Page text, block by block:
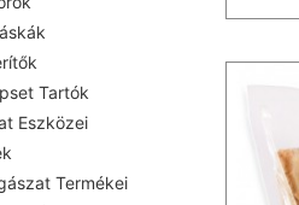
Tartók
Eszközei
Termékei